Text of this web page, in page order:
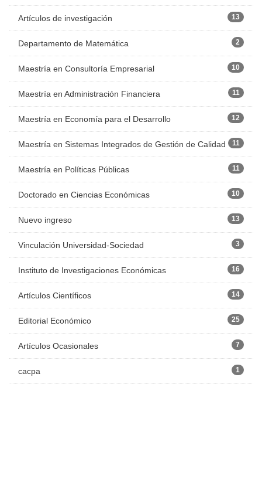
Artículos de investigación 13
Departamento de Matemática 2
Maestría en Consultoría Empresarial 10
Maestría en Administración Financiera 11
Maestría en Economía para el Desarrollo 12
Maestría en Sistemas Integrados de Gestión de Calidad 11
Maestría en Políticas Públicas 11
Doctorado en Ciencias Económicas 10
Nuevo ingreso 13
Vinculación Universidad-Sociedad 3
Instituto de Investigaciones Económicas 16
Artículos Científicos 14
Editorial Económico 25
Artículos Ocasionales 7
cacpa 1